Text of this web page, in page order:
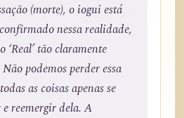
(morte), o iogui está
nessa realidade,
‘Real’ tão claramente
podemos perder essa
as coisas apenas se
reemergir dela. A